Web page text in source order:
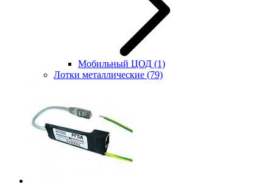
Мобильный ЦОД (1)
Лотки металлические (79)